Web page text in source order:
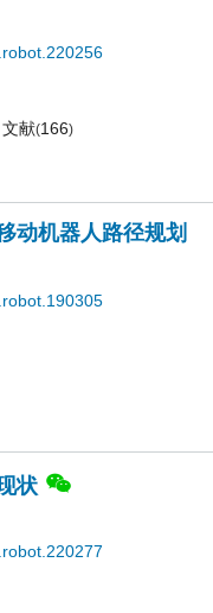
献(166)
动机器人路径规划
状